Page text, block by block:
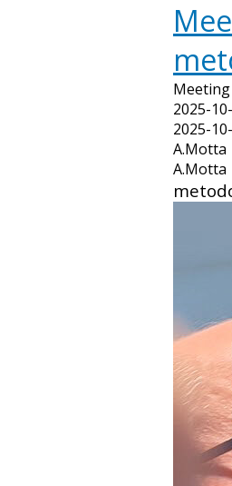
2025-
2025-
A.Motta
A.Motta